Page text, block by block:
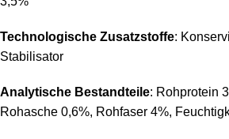
Technologische Zusatzstoffe:
Stabilisator
Analytische Bestandteile: Rohprotein
Rohasche 0,6%, Rohfaser 4%,